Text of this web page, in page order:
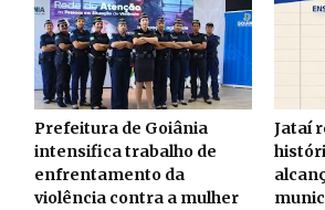
Prefeitura de Goiânia
intensifica trabalho de
enfrentamento da
violência contra a mulher
Jataí